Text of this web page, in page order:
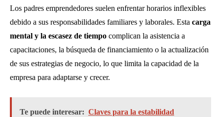
Los padres emprendedores suelen enfrentar horarios inflexibles
debido a sus responsabilidades familiares y laborales. Esta carga
mental y la escasez de tiempo complican la asistencia a
capacitaciones, la búsqueda de financiamiento o la actualización
de sus estrategias de negocio, lo que limita la capacidad de la
empresa para adaptarse y crecer.
Te puede interesar: Claves para la estabilidad